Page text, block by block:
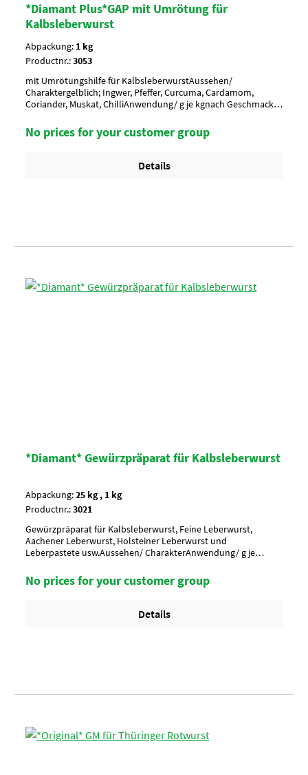
*Diamant Plus*GAP mit Umrötung für
Kalbsleberwurst
Abpackung: 1 kg
Productnr.:3053
mit Umrötungshilfe für KalbsleberwurstAussehen/
Charaktergelblich; Ingwer, Pfeffer, Curcuma, Cardamom,
Coriander, Muskat, ChilliAnwendung/ g je kgnach Geschmack
per PaletteArtikel-StatusHalal geeignet
No prices for your customer group
Details
*Diamant* Gewürzpräparat für Kalbsleberwurst
Abpackung:
25 kg , 1 kg
Productnr.:3021
Gewürzpräparat für Kalbsleberwurst, Feine Leberwurst,
Aachener Leberwurst, Holsteiner Leberwurst und
Leberpastete usw.Aussehen/ CharakterAnwendung/ g je
zertifiziert
No prices for your customer group
Details